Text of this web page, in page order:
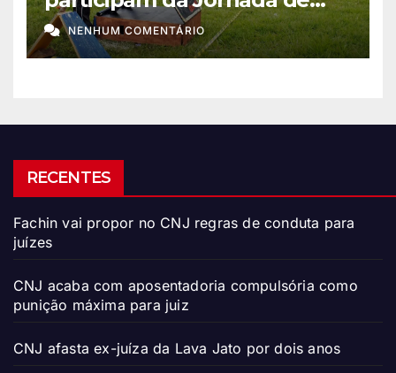
Foguetes 2026
NENHUM COMENTÁRIO
RECENTES
Fachin vai propor no CNJ regras de conduta para
juízes
CNJ acaba com aposentadoria compulsória como
punição máxima para juiz
CNJ afasta ex-juíza da Lava Jato por dois anos